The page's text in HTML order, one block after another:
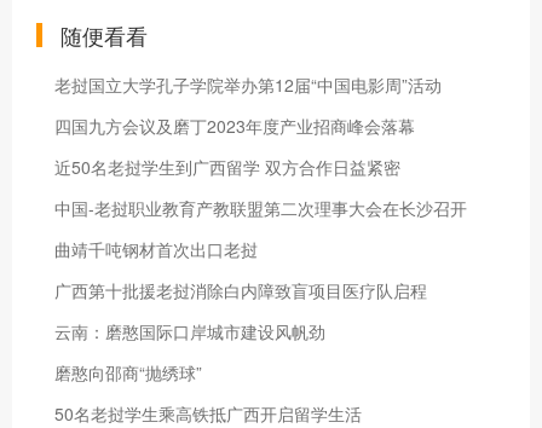
随便看看
老挝国立大学孔子学院举办第12届“中国电影周”活动
四国九方会议及磨丁2023年度产业招商峰会落幕
近50名老挝学生到广西留学 双方合作日益紧密
中国-老挝职业教育产教联盟第二次理事大会在长沙召开
曲靖千吨钢材首次出口老挝
广西第十批援老挝消除白内障致盲项目医疗队启程
云南：磨憨国际口岸城市建设风帆劲
磨憨向邵商“抛绣球”
50名老挝学生乘高铁抵广西开启留学生活